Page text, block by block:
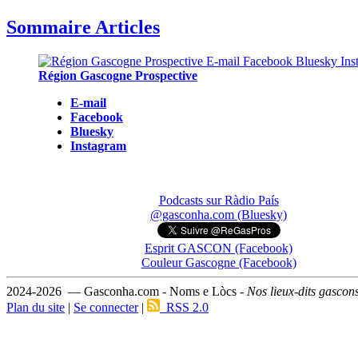
Sommaire Articles
Région Gascogne Prospective
E-mail
Facebook
Bluesky
Instagram
Podcasts sur Ràdio País
@gasconha.com (Bluesky)
Esprit GASCON (Facebook)
Couleur Gascogne (Facebook)
2024-2026 — Gasconha.com - Noms e Lòcs - Nos lieux-dits
Plan du site | Se connecter| RSS 2.0